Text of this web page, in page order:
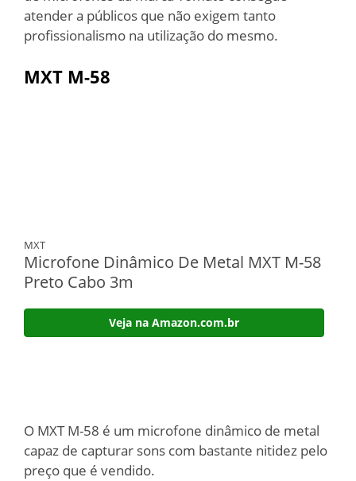
atender a públicos que não exigem tanto
profissionalismo na utilização do mesmo.
MXT M-58
MXT
Microfone Dinâmico De Metal MXT M-58
Preto Cabo 3m
Veja na Amazon.com.br
O MXT M-58 é um microfone dinâmico de metal
capaz de capturar sons com bastante nitidez pelo
preço que é vendido.